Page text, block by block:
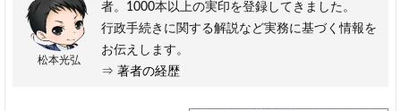
松本光弘
者。1000本以上の実印を登録してきました。
行政手続きに関する解説など実務に基づく情報を
お伝えします。
⇒ 著者の経歴